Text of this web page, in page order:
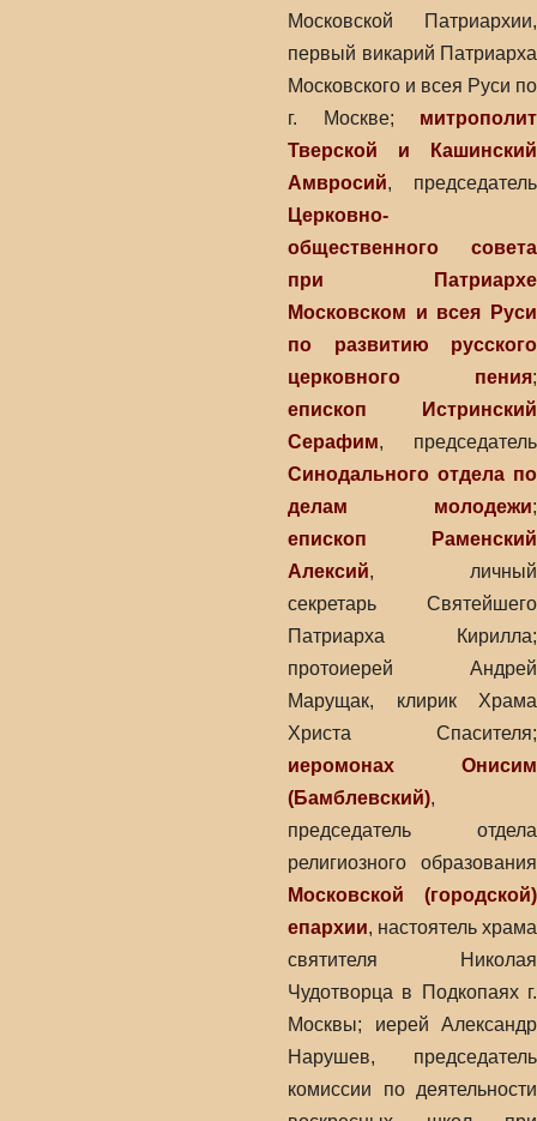
Московской Патриархии,
первый викарий Патриарха
Московского и всея Руси по
г. Москве; митрополит
Тверской и Кашинский
Амвросий, председатель
Церковно-
общественного совета
при Патриархе
Московском и всея Руси
по развитию русского
церковного пения;
епископ Истринский
Серафим, председатель
Синодального отдела по
делам молодежи;
епископ Раменский
Алексий, личный
секретарь Святейшего
Патриарха Кирилла;
протоиерей Андрей
Марущак, клирик Храма
Христа Спасителя;
иеромонах Онисим
(Бамблевский),
председатель отдела
религиозного образования
Московской (городской)
епархии, настоятель храма
святителя Николая
Чудотворца в Подкопаях г.
Москвы; иерей Александр
Нарушев, председатель
комиссии по деятельности